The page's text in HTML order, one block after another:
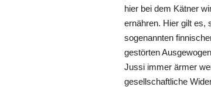
hier bei dem Kätner
ernähren. Hier gilt es,
sogenannten
gestörten
Jussi immer ärmer
gesellschaftliche